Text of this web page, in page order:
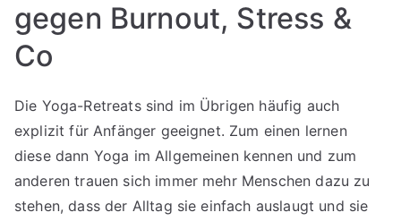
gegen Burnout, Stress &
Co
Die Yoga-Retreats sind im Übrigen häufig auch
explizit für Anfänger geeignet. Zum einen lernen
diese dann Yoga im Allgemeinen kennen und zum
anderen trauen sich immer mehr Menschen dazu zu
stehen, dass der Alltag sie einfach auslaugt und sie